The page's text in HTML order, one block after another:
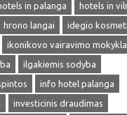
in palanga hotels in
hrono langai
idegio
ikonikovo vairavimo
ilgakiemis sodyba
info hotel palanga
investicinis draudimas